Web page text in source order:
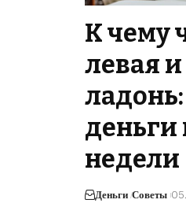
К чему
левая
деньги
недели
Деньги Советы